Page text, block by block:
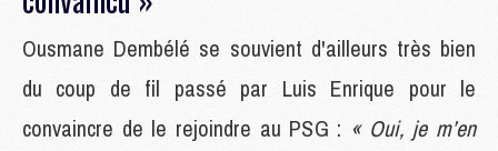
Ousmane Dembélé se souvient d'ailleurs très bien
du coup de fil passé par Luis Enrique pour le
convaincre de le rejoindre au PSG : « Oui, je m’en